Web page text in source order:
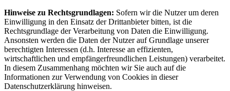
Hinweise zu Rechtsgrundlagen: Sofern wir die Nutzer um deren
Einwilligung in den Einsatz der Drittanbieter bitten, ist die
Rechtsgrundlage der Verarbeitung von Daten die Einwilligung.
Ansonsten werden die Daten der Nutzer auf Grundlage unserer
berechtigten Interessen (d.h. Interesse an effizienten,
wirtschaftlichen und empfängerfreundlichen Leistungen) verarbeitet.
In diesem Zusammenhang möchten wir Sie auch auf die
Informationen zur Verwendung von Cookies in dieser
Datenschutzerklärung hinweisen.